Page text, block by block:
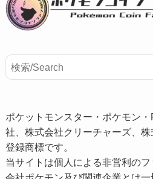
ポケットモンスター・ポケモン
社、株式会社クリーチャーズ、
登録商標です。
当サイトは個人による非営利の